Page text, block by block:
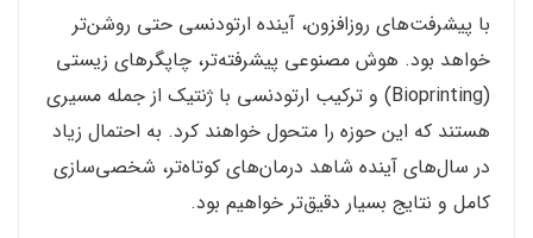
با پیشرفت‌های روزافزون، آینده ارتودنسی حتی روشن‌تر
خواهد بود. هوش مصنوعی پیشرفته‌تر، چاپگرهای زیستی
(Bioprinting) و ترکیب ارتودنسی با ژنتیک از جمله مسیری
هستند که این حوزه را متحول خواهند کرد. به احتمال زیاد
در سال‌های آینده شاهد درمان‌های کوتاه‌تر، شخصی‌سازی
کامل و نتایج بسیار دقیق‌تر خواهیم بود.